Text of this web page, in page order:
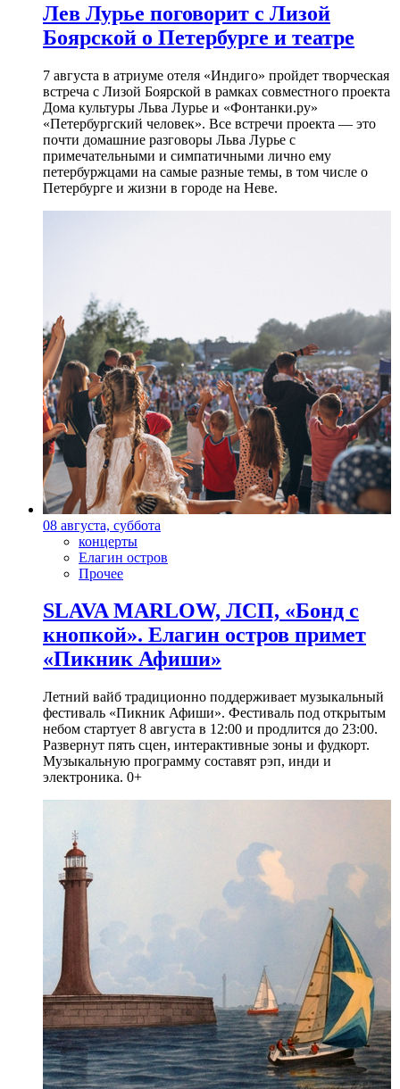
Лев Лурье поговорит с Лизой
Боярской о Петербурге и театре
7 августа в атриуме отеля «Индиго» пройдет творческая
встреча с Лизой Боярской в рамках совместного проекта
Дома культуры Льва Лурье и «Фонтанки.ру»
«Петербургский человек». Все встречи проекта — это
почти домашние разговоры Льва Лурье с
примечательными и симпатичными лично ему
петербуржцами на самые разные темы, в том числе о
Петербурге и жизни в городе на Неве.
08 августа, суббота
концерты
Елагин остров
Прочее
SLAVA MARLOW, ЛСП, «Бонд с
кнопкой». Елагин остров примет
«Пикник Афиши»
Летний вайб традиционно поддерживает музыкальный
фестиваль «Пикник Афиши». Фестиваль под открытым
небом стартует 8 августа в 12:00 и продлится до 23:00.
Развернут пять сцен, интерактивные зоны и фудкорт.
Музыкальную программу составят рэп, инди и
электроника. 0+